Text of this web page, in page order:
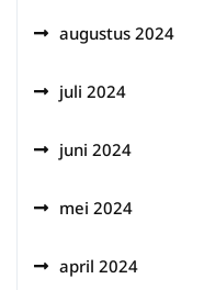
augustus 2024
juli 2024
juni 2024
mei 2024
april 2024